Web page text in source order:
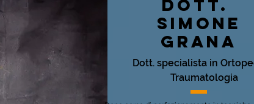
DOTT.
simone
grana
Dott. specialista in
Traumatologia